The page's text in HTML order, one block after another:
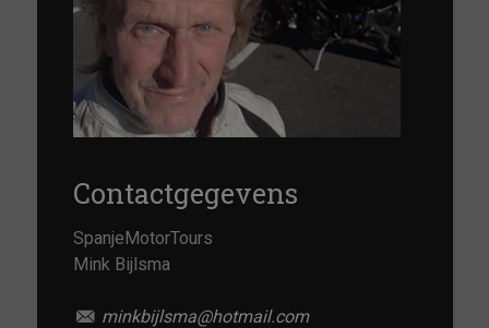
Contactgegevens
SpanjeMotorTours
Mink Bijlsma
minkbijlsma@hotmail.com